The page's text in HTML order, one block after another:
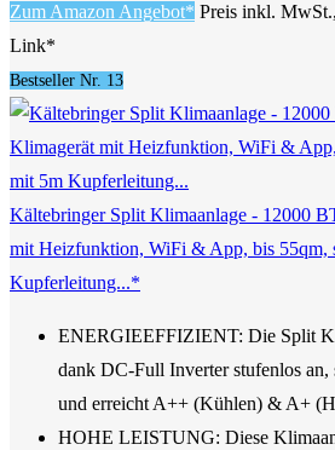
Zum Amazon Angebot* Preis inkl.
Link*
Bestseller Nr. 13
Kältebringer Split Klimaanlage - 12000
mit Heizfunktion, WiFi & App, bis 55qm,
Kupferleitung...*
ENERGIEEFFIZIENT: Die Split
dank DC-Full Inverter stufenlos an,
und erreicht A++ (Kühlen) & A+
HOHE LEISTUNG: Diese